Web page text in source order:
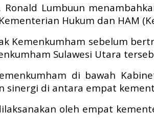
Lumbuun
Hukum dan HAM
Kemenkumham sebelum
Sulawesi Utara
di bawah
sinergi di antara empat
oleh empat